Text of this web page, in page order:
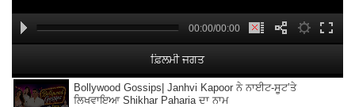
Bollywood Gossips| Janhvi Kapoor ਨੇ ਨਾਈਟ-ਸੂਟ’ਤੇ
ਲਿਖਵਾਇਆ Shikhar Paharia ਦਾ ਨਾਮ
ਫ਼ਿਲਮੀ ਜਗਤ
00:00/00:00